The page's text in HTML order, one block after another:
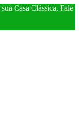
Casa Clássica. Fale